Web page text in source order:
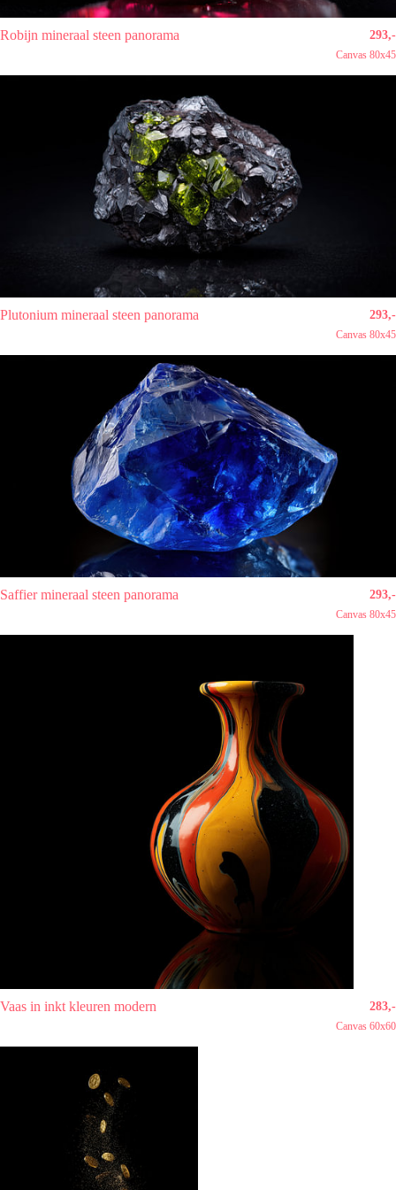
Robijn mineraal steen panorama 293,-
Canvas 80x45
Plutonium mineraal steen panorama 293,-
Canvas 80x45
Saffier mineraal steen panorama 293,-
Canvas 80x45
Vaas in inkt kleuren modern 283,-
Canvas 60x60